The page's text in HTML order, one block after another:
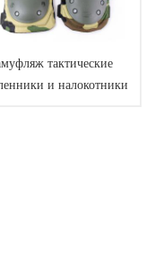
тактические
и налокотники